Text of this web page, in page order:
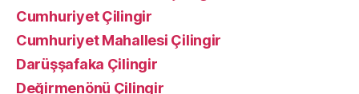
Cumhuriyet Çilingir
Cumhuriyet Mahallesi Çilingir
Darüşşafaka Çilingir
Değirmenönü Çilingir